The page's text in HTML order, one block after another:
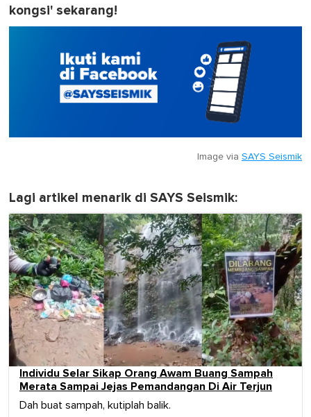
kongsi' sekarang!
Image via SAYS Seismik
Lagi artikel menarik di SAYS Seismik:
Individu Selar Sikap Orang Awam Buang Sampah
Merata Sampai Jejas Pemandangan Di Air Terjun
Dah buat sampah, kutiplah balik.